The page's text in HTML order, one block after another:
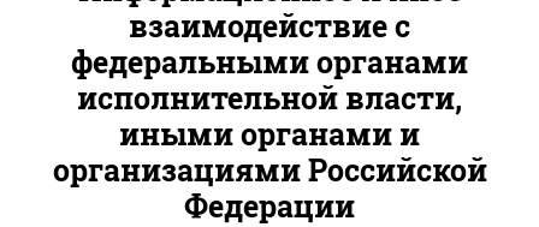
взаимодействие с
федеральными органами
исполнительной власти,
иными органами и
организациями Российской
Федерации